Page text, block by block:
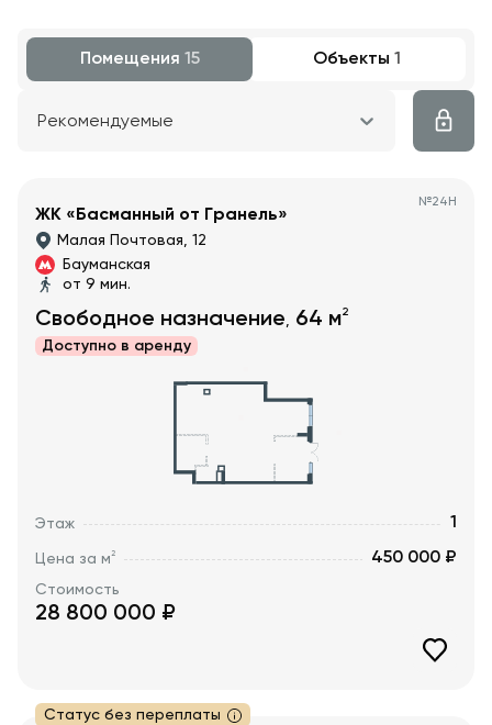
Помещения 15 Объекты 1
Рекомендуемые
№24Н
ЖК «Басманный от Гранель»
Малая Почтовая, 12
Бауманская
от 9 мин.
Свободное назначение, 64 м2
Доступно в аренду
Этаж 1
Цена за м2 450 000 ₽
Стоимость
28 800 000 ₽
Статус без переплаты